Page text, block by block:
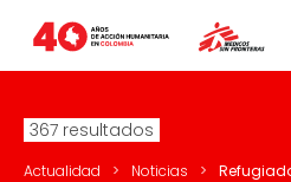
367 resultados
Actualidad > Noticias >